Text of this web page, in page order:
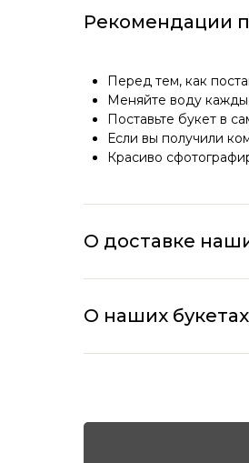
Рекомендации
Перед тем, как
Меняйте воду
Поставьте букет в
Если вы получили
Красиво
О доставке
О наших букетах